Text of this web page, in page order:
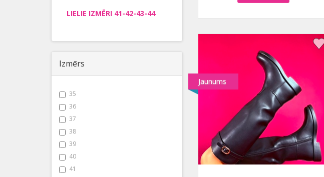
LIELIE IZMĒRI 41-42-43-44
Izmērs
35
36
37
38
39
40
41
Jaunums